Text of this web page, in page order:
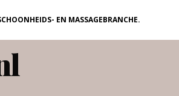
EN MASSAGEBRANCHE.